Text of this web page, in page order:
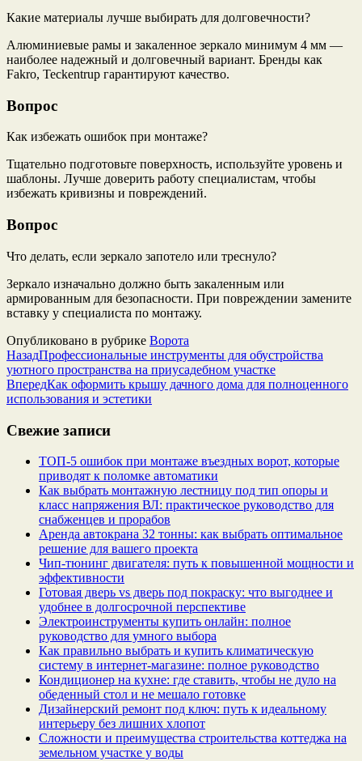
Какие материалы лучше выбирать для долговечности?
Алюминиевые рамы и закаленное зеркало минимум 4 мм —
наиболее надежный и долговечный вариант. Бренды как
Fakro, Teckentrup гарантируют качество.
Вопрос
Как избежать ошибок при монтаже?
Тщательно подготовьте поверхность, используйте уровень и
шаблоны. Лучше доверить работу специалистам, чтобы
избежать кривизны и повреждений.
Вопрос
Что делать, если зеркало запотело или треснуло?
Зеркало изначально должно быть закаленным или
армированным для безопасности. При повреждении замените
вставку у специалиста по монтажу.
Опубликовано в рубрике Ворота
НазадПрофессиональные инструменты для обустройства
уютного пространства на приусадебном участке
ВпередКак оформить крышу дачного дома для полноценного
использования и эстетики
Свежие записи
ТОП-5 ошибок при монтаже въездных ворот, которые
приводят к поломке автоматики
Как выбрать монтажную лестницу под тип опоры и
класс напряжения ВЛ: практическое руководство для
снабженцев и прорабов
Аренда автокрана 32 тонны: как выбрать оптимальное
решение для вашего проекта
Чип‑тюнинг двигателя: путь к повышенной мощности и
эффективности
Готовая дверь vs дверь под покраску: что выгоднее и
удобнее в долгосрочной перспективе
Электроинструменты купить онлайн: полное
руководство для умного выбора
Как правильно выбрать и купить климатическую
систему в интернет‑магазине: полное руководство
Кондиционер на кухне: где ставить, чтобы не дуло на
обеденный стол и не мешало готовке
Дизайнерский ремонт под ключ: путь к идеальному
интерьеру без лишних хлопот
Сложности и преимущества строительства коттеджа на
земельном участке у воды